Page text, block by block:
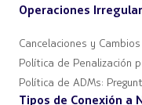
Operaciones
Cancelaciones y
Política de Penalización
Política de ADMs:
Tipos de Conexión a